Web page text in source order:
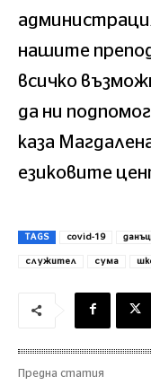
нашите
всичко
да ни
каза
езиковите
TAGS covid-19
служител сума
Предна статия